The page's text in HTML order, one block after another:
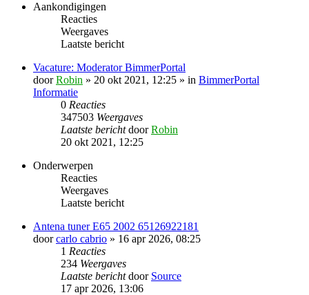
Aankondigingen
Reacties
Weergaves
Laatste bericht
Vacature: Moderator BimmerPortal
doorRobin » 20 okt 2021, 12:25 » in BimmerPortal
Informatie
0 Reacties
347503 Weergaves
Laatste berichtdoorRobin
20 okt 2021, 12:25
Onderwerpen
Reacties
Weergaves
Laatste bericht
Antena tuner E65 2002 65126922181
doorcarlo cabrio » 16 apr 2026, 08:25
1 Reacties
234 Weergaves
Laatste berichtdoor Source
17 apr 2026, 13:06